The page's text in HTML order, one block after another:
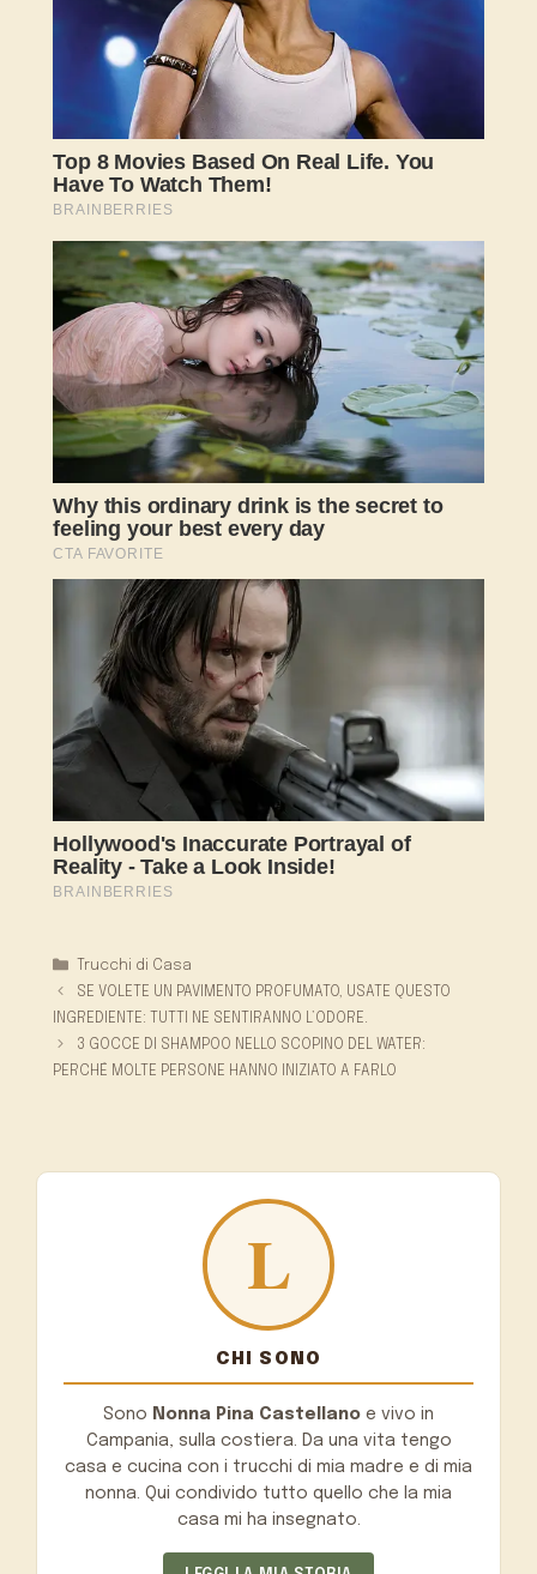
Categorie
Trucchi di Casa
SE VOLETE UN PAVIMENTO PROFUMATO, USATE QUESTO
INGREDIENTE: TUTTI NE SENTIRANNO L’ODORE.
3 GOCCE DI SHAMPOO NELLO SCOPINO DEL WATER:
PERCHÉ MOLTE PERSONE HANNO INIZIATO A FARLO
CHI SONO
Sono Nonna Pina Castellano e vivo in
Campania, sulla costiera. Da una vita tengo
casa e cucina con i trucchi di mia madre e di mia
nonna. Qui condivido tutto quello che la mia
casa mi ha insegnato.